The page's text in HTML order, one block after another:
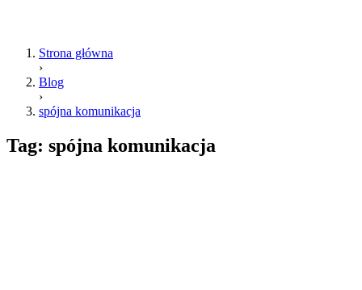
Strona główna
›
Blog
›
spójna komunikacja
Tag: spójna komunikacja